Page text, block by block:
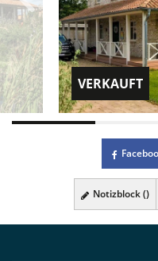
VERKAUFT
Notizblock ()